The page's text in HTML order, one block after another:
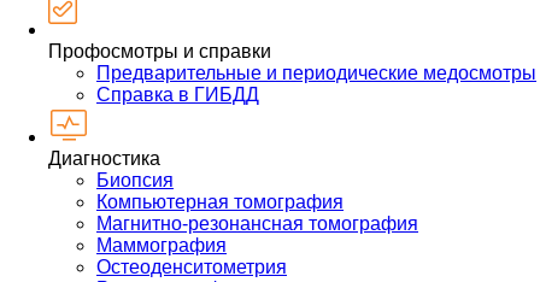
Профосмотры и справки
Предварительные и периодические медосмотры
Справка в ГИБДД
Диагностика
Биопсия
Компьютерная томография
Магнитно-резонансная томография
Маммография
Остеоденситометрия